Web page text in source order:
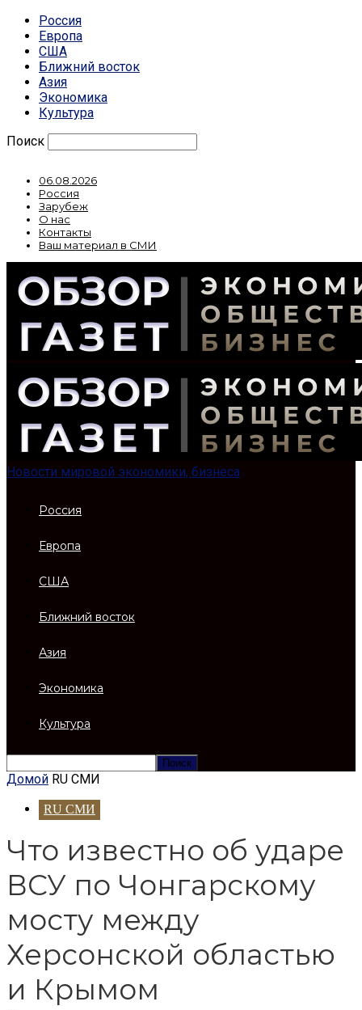
Россия
Европа
США
Ближний восток
Азия
Экономика
Культура
Поиск
06.08.2026
Россия
Зарубеж
О нас
Контакты
Ваш материал в СМИ
Новости мировой экономики, бизнеса
Россия
Европа
США
Ближний восток
Азия
Экономика
Культура
Домой RU СМИ
RU СМИ
Что известно об ударе
ВСУ по Чонгарскому
мосту между
Херсонской областью
и Крымом